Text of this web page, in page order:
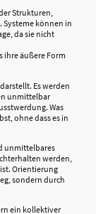
Strukturen,
können in
da sie nicht
ihre äußere Form
Es werden
unmittelbar
Was
ohne dass es in
unmittelbares
werden,
Orientierung
sondern durch
ein kollektiver